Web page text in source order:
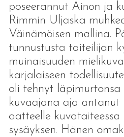
poseerannut Ainon ja
Rimmin Uljaska
Väinämöisen mallina.
tunnustusta taiteilijan
muinaisuuden
karjalaiseen
oli tehnyt läpimurtonsa
kuvaajana aja antanut
aatteelle kuvataiteessa
sysäyksen. Hänen